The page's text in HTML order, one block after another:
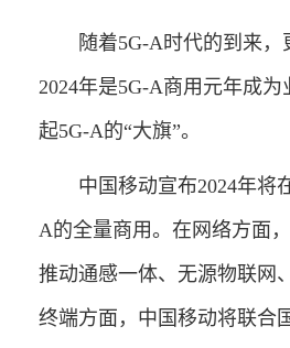
随着5G-A时代的到来
2024年是5G-A商用元年成
起5G-A的“大旗”。
中国移动宣布2024年将
A的全量商用。在网络方面
推动通感一体、无源物联网
终端方面，中国移动将联合